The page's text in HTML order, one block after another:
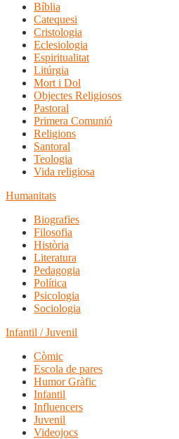
Bíblia
Catequesi
Cristologia
Eclesiologia
Espiritualitat
Litúrgia
Mort i Dol
Objectes Religiosos
Pastoral
Primera Comunió
Religions
Santoral
Teologia
Vida religiosa
Humanitats
Biografies
Filosofia
Història
Literatura
Pedagogia
Política
Psicologia
Sociologia
Infantil / Juvenil
Còmic
Escola de pares
Humor Gràfic
Infantil
Influencers
Juvenil
Videojocs